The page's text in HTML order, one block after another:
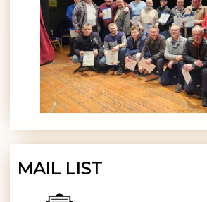
MAIL LIST